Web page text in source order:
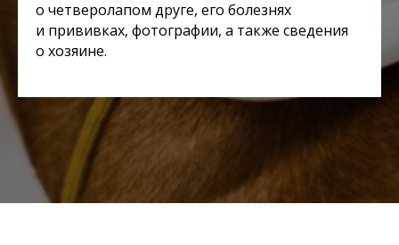
о четверолапом друге, его болезнях
и прививках, фотографии, а также сведения
о хозяине.